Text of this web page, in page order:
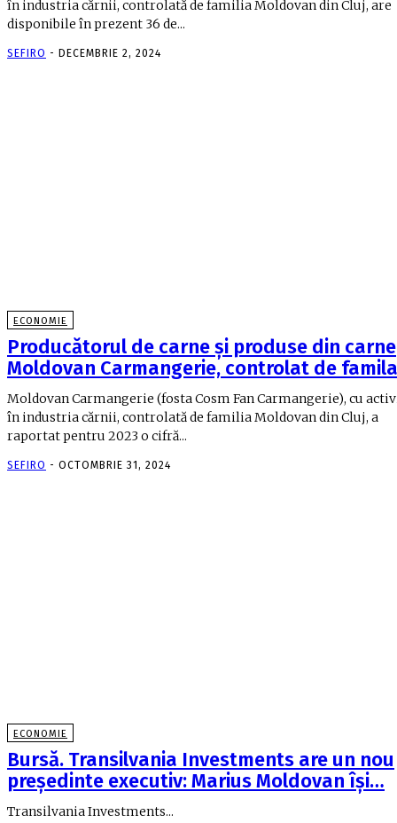
în industria cărnii, controlată de familia Moldovan din Cluj, are
disponibile în prezent 36 de...
SEFIRO - DECEMBRIE 2, 2024
ECONOMIE
Producătorul de carne şi produse din carne
Moldovan Carmangerie, controlat de
Moldovan Carmangerie (fosta Cosm Fan Carmangerie), cu
în industria cărnii, controlată de familia Moldovan din Cluj, a
raportat pentru 2023 o cifră...
SEFIRO - OCTOMBRIE 31, 2024
ECONOMIE
Bursă. Transilvania Investments are un nou
preşedinte executiv: Marius Moldovan îşi…
Transilvania Investments...